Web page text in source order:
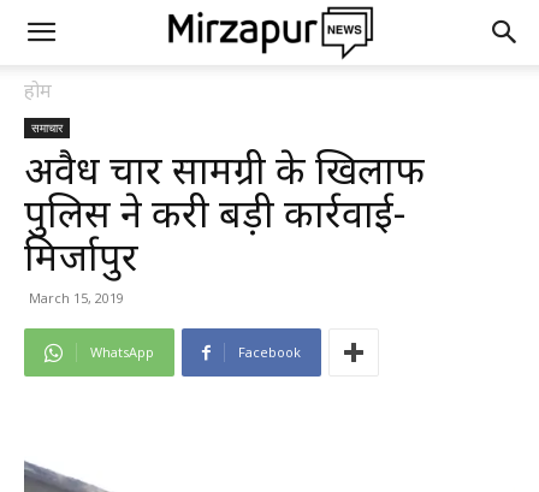
होम
समाचार
अवैध प्रचार सामग्री के खिलाफ
पुलिस ने करी बड़ी कार्रवाई-
मिर्जापुर
March 15, 2019
WhatsApp Facebook